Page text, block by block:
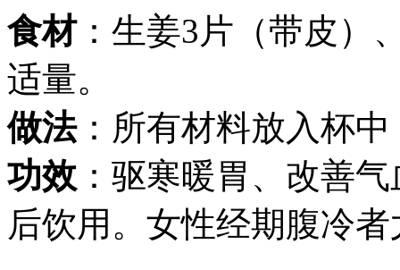
食材：生姜3片（带皮）
适量。
做法：所有材料放入杯
功效 ：驱寒暖胃、改善
后饮用。女性经期腹冷